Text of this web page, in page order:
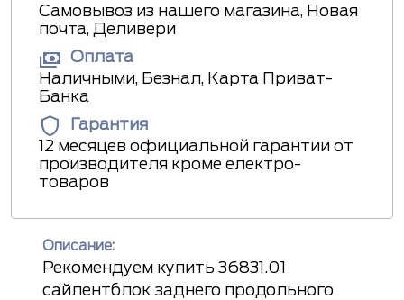
Самовывоз из нашего магазина, Новая
почта, Деливери
Оплата
Наличными, Безнал, Карта Приват-
Банка
Гарантия
12 месяцев официальной гарантии от
производителя кроме електро-
товаров
Описание:
Рекомендуем купить 36831.01
сайлентблок заднего продольного